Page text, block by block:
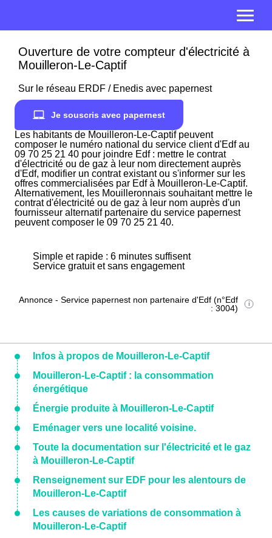
Ouverture de votre compteur d'électricité à
Mouilleron-Le-Captif
Sur le réseau ERDF / Enedis avec papernest
Je souscris avec papernest
Les habitants de Mouilleron-Le-Captif peuvent
composer le numéro national du service client d'Edf au
09 70 25 21 40 pour joindre Edf : mettre le contrat
d'électricité ou de gaz à leur nom directement auprès
d'Edf, modifier un contrat existant ou s'informer sur les
offres commercialisées par Edf à Mouilleron-Le-Captif.
Alternativement, les Mouilleronnais souhaitant mettre le
contrat d'électricité ou de gaz à leur nom auprès d'un
fournisseur alternatif partenaire du service papernest
peuvent composer le 09 70 25 21 40.
Simple et rapide : 6 minutes suffisent
Service gratuit et sans engagement
Annonce - Service papernest non partenaire d'Edf (n°Edf
: 3004)
Infos à propos de Mouilleron-Le-Captif
Mouilleron-Le-Captif : la consommation
énergétique
Énergie produite à Mouilleron-Le-Captif
Eménager vers une localité voisine.
Toute la documentation sur l'électricité et le gaz
à Mouilleron-Le-Captif
Renseignement sur EDF pour les alentours de
Mouilleron-Le-Captif
Les causes de variations de consommation à
Mouilleron-Le-Captif